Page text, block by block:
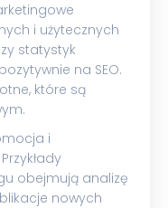
i użytecznych
statystyk
na SEO.
które są
i
obejmują analizę
nowych